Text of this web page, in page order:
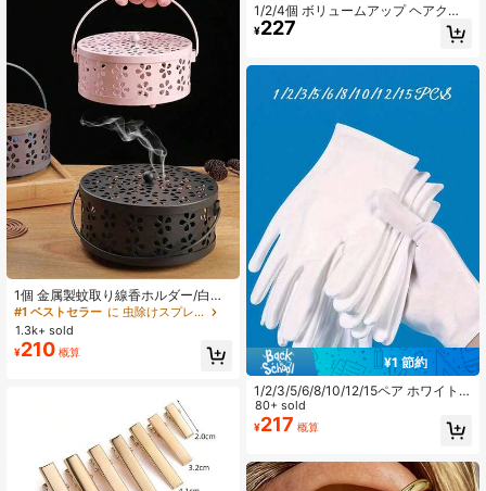
1個 金属製蚊取り線香ホルダー/白檀
香トレイ、ヴィンテージ繊細な質感
- 花柄 + ハンドル付きバスケット、
蚊取り線香ボックス/家庭用香炉、耐
火性防熱難燃性ユニバーサル蚊取り
線香ラック、キッチン/ゲストルーム/
および屋外の庭や森に適していま
す。庭の蚊取り線香バーナー、白檀
灰皿、夏の蚊取りツールアクセサリ
ー(蚊取り線香は含まれていません)、
蚊と昆虫の忌避ツール
#1 ベストセラー
に 虫除けスプレー
1.3k+ sold
¥210 概算
1/2/4個 ボリュームアップ ヘアクリ
ップ、高品質 位置決めクリップ、ス
タイリングツール、シームレス 8の
す (ホワイト、ブラック)、フェステ
ィバル、誕生日
¥227
¥1 節約
1/2/3/5/6/8/10/12/15ペア ホワイト
グローブ、湿疹と乾燥肌に適してい
ます - 裏地付き通気性のある作業用
グローブ - 保湿SPAソフトジュエリ
ット感の生地グローブ、ほとんどの
女性に適しています
80+ sold
¥217 概算